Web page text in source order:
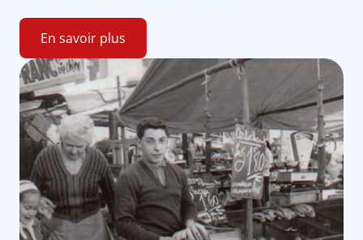
En savoir plus